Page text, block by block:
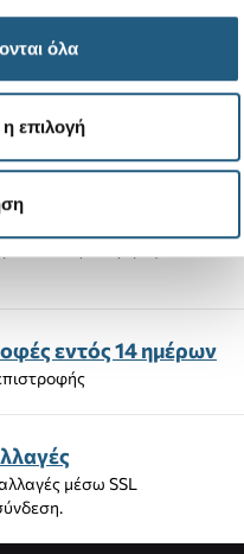
όλα
η επιλογή
εντός 14 ημέρων
μέσω SSL